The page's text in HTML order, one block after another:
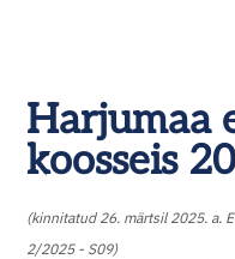
Harjumaa
koosseis
(kinnitatud 26. märtsil 2025. a.
2/2025 - S09)